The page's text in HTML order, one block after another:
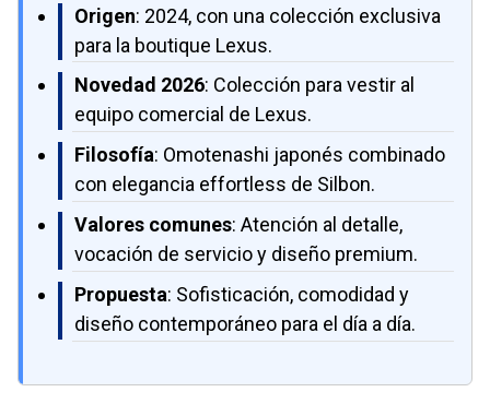
Origen: 2024, con una colección exclusiva
para la boutique Lexus.
Novedad 2026: Colección para vestir al
equipo comercial de Lexus.
Filosofía: Omotenashi japonés combinado
con elegancia effortless de Silbon.
Valores comunes: Atención al detalle,
vocación de servicio y diseño premium.
Propuesta: Sofisticación, comodidad y
diseño contemporáneo para el día a día.